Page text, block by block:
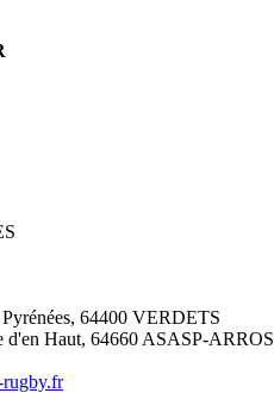
64400 VERDETS
Haut, 64660 ASASP-ARROS
rugby.fr